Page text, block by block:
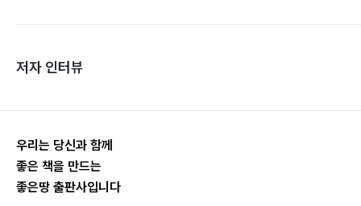
저자 인터뷰
우리는 당신과 함께
좋은 책을 만드는
좋은땅 출판사입니다